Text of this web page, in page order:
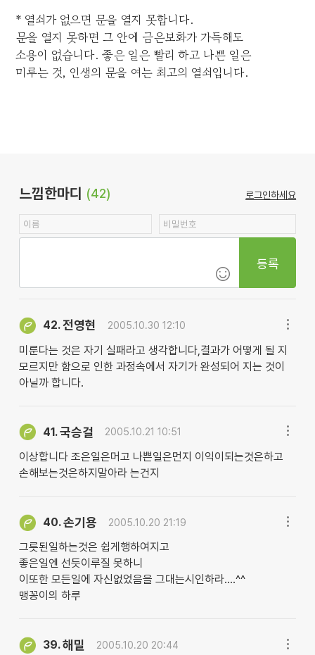
* 열쇠가 없으면 문을 열지 못합니다.
문을 열지 못하면 그 안에 금은보화가 가득해도
소용이 없습니다. 좋은 일은 빨리 하고 나쁜 일은
미루는 것, 인생의 문을 여는 최고의 열쇠입니다.
느낌한마디 (42) 로그인하세요
등록
42.전영현 2005.10.30 12:10
미룬다는 것은 자기 실패라고 생각합니다,결과가 어떻게 될 지
모르지만 함으로 인한 과정속에서 자기가 완성되어 지는 것이
아닐까 합니다.
41.국승걸 2005.10.21 10:51
이상합니다 조은일은머고 나쁜일은먼지 이익이되는것은하고
손해보는것은하지말아라 는건지
40.손기용 2005.10.20 21:19
그릇된일하는것은 쉽게행하여지고
좋은일엔 선듯이루질 못하니
이또한 모든일에 자신없었음을 그대는시인하라....^^
맹꽁이의 하루
39.해밀 2005.10.20 20:44